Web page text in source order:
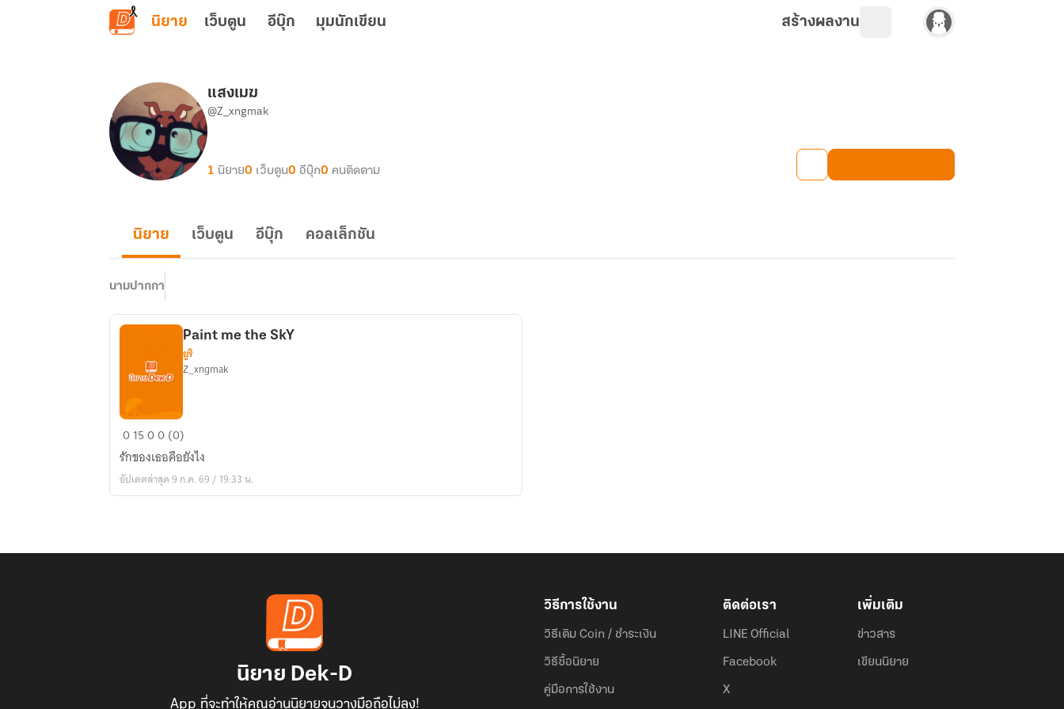
ข้ามไปยังเนื้อหาหลัก
นิยาย เว็บตูน อีบุ๊ก มุมนักเขียน สร้างผลงาน
แสงเมฆ
@Z_xngmak
1 นิยาย0 เว็บตูน0 อีบุ๊ก0 คนติดตาม
นิยาย เว็บตูน อีบุ๊ก คอลเล็กชัน
นามปากกา
Paint
me
the
SkY
Paint me the SkY
ยูริ
Z_xngmak
01500 (0)
รักของเธอคือยังไง
อัปเดตล่าสุด 9 ก.ค. 69 / 19:33 น.
นิยาย Dek-D
App ที่จะทำให้คุณอ่านนิยายจนวางมือถือไม่ลง!
วิธีการใช้งาน
วิธีเติม Coin / ชำระเงิน
วิธีซื้อนิยาย
คู่มือการใช้งาน
ติดต่อเรา
LINE Official
Facebook
X
เพิ่มเติม
ข่าวสาร
เขียนนิยาย